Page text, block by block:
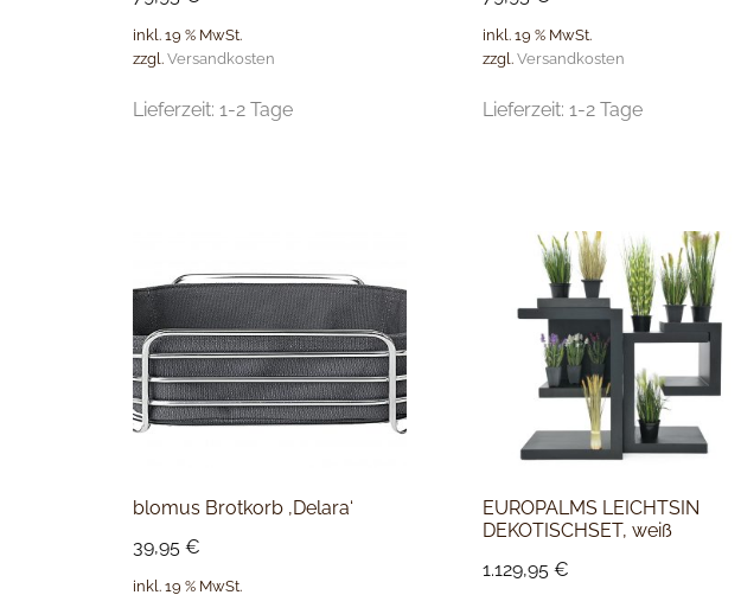
inkl. 19 % MwSt.
zzgl. Versandkosten
Lieferzeit: 1-2 Tage
inkl. 19 % MwSt.
zzgl. Versandkosten
Lieferzeit: 1-2 Tage
blomus Brotkorb ‚Delara‘
39,95 €
inkl. 19 % MwSt.
EUROPALMS LEICHTSIN
DEKOTISCHSET, weiß
1.129,95 €